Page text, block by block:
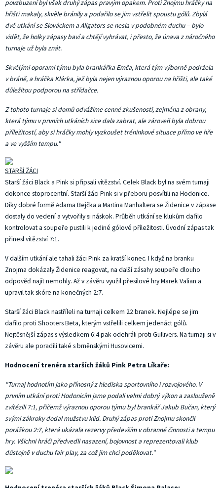
povzbuzení byl však druhý zápas pravým opakem. Proti Znojmu hráčky na
hřišti makaly, skvěle bránily a podařilo se jim vstřelit spoustu gólů. Zbylá
dvě utkání se Slováckem a Aligators se nesla v podobném duchu – bylo
vidět, že holky zápasy baví a chtějí vyhrávat, i přesto, že únava z náročného
turnaje už byla znát.
Skvělými oporami týmu byla brankářka Emča, která tým výborně podržela
v bráně, a hráčka Klárka, jež byla nejen výraznou oporou na hřišti, ale také
důležitou podporou na střídačce.
Z tohoto turnaje si domů odvážíme cenné zkušenosti, zejména z obrany,
která týmu v prvních utkáních sice dala zabrat, ale zároveň byla dobrou
příležitostí, aby si hráčky mohly vyzkoušet tréninkové situace přímo ve hře
a ve vyšším tempu."
STARŠÍ ŽÁCI
Starší žáci Black a Pink si připsali vítězství. Celek Black byl na svém turnaji
dokonce stoprocentní. Starší žáci Pink si v přeboru posvítili na Hodonice.
Díky dobré formě Adama Bejčka a Martina Manhaltera se Židenice v zápase
dostaly do vedení a vytvořily si náskok. Průběh utkání se klukům dařilo
kontrolovat a soupeře pustili k jediné gólové příležitosti. Úvodní zápas tak
přinesl vítězství 7:1.
V dalším utkání ale tahali žáci Pink za kratší konec. I když na branku
Znojma dokázaly Židenice reagovat, na další zásahy soupeře dlouho
odpověď najít nemohly. Až v závěru využil přesilové hry Marek Valian a
upravil tak skóre na konečných 2:7.
Starší žáci Black nastříleli na turnaji celkem 22 branek. Nejlépe se jim
dařilo proti Shooters Beta, kterým vstřelili celkem jedenáct gólů.
Nejtěsnější zápas s výsledkem 6:4 pak odehráli proti Gullivers. Na turnaji si v
závěru ale poradili také s brněnskými Husovicemi.
Hodnocení trenéra starších žáků Pink Petra Líkaře:
"Turnaj hodnotím jako přínosný z hlediska sportovního i rozvojového. V
prvním utkání proti Hodonicím jsme podali velmi dobrý výkon a zaslouženě
zvítězili 7:1, přičemž výraznou oporou týmu byl brankář Jakub Bučan, který
svými zákroky dodal mužstvu klid. Druhý zápas proti Znojmu skončil
porážkou 2:7, která ukázala rezervy především v obranné činnosti a tempu
hry. Všichni hráči předvedli nasazení, bojovnost a reprezentovali klub
důstojně v duchu fair play, za což jim chci poděkovat."